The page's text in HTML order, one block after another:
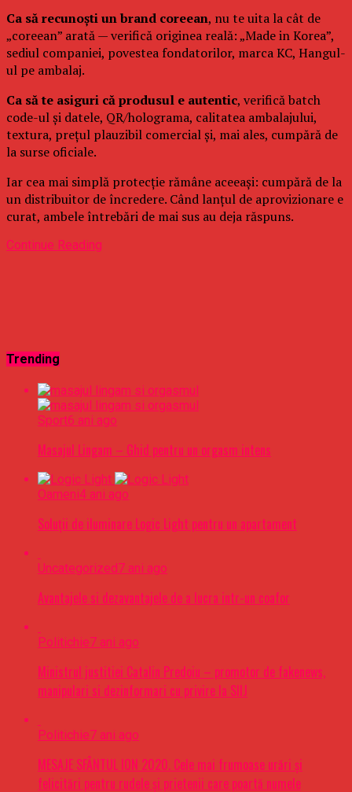
Ca să recunoști un brand coreean, nu te uita la cât de
„coreean” arată — verifică originea reală: „Made in Korea”,
sediul companiei, povestea fondatorilor, marca KC, Hangul-
ul pe ambalaj.
Ca să te asiguri că produsul e autentic, verifică batch
code-ul și datele, QR/holograma, calitatea ambalajului,
textura, prețul plauzibil comercial și, mai ales, cumpără de
la surse oficiale.
Iar cea mai simplă protecție rămâne aceeași: cumpără de la
un distribuitor de încredere. Când lanțul de aprovizionare e
curat, ambele întrebări de mai sus au deja răspuns.
Continue Reading
Trending
Sport6 ani ago
Masajul Lingam – Ghid pentru un orgasm intens
Oameni4 ani ago
Soluții de iluminare Logic Light pentru un apartament
Uncategorized7 ani ago
Avantajele si dezavantajele de a lucra intr-un coafor
Politichie7 ani ago
Ministrul justitiei Catalin Predoiu – promotor de fakenews,
manipulari si dezinformari cu privire la SIIJ
Politichie7 ani ago
MESAJE SFÂNTUL ION 2020. Cele mai frumoase urări şi
felicitări pentru rudele şi prietenii care poartă numele